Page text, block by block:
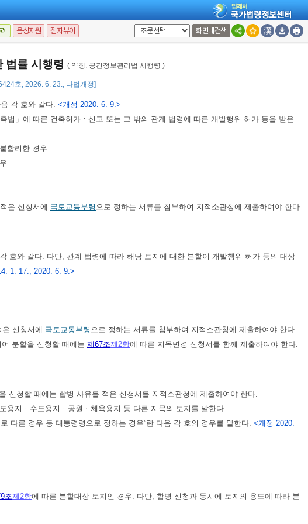
음성지원 점자뷰어 화면내검색
법률 시행령 ( 약칭: 공간정보관리법 시행령 )
호, 2026. 6. 23., 타법개정]
신규등록 사유를 적은 신청서에국토교통부령으로 정하는 서류를 첨부하여 지적소관청
각 호와 같다. <개정 2020. 6. 9.>
법」에 따른 건축허가ㆍ신고 또는 그 밖의 관계 법령에 따른 개발행위 허가 등을 받은
합리한 경우
은 신청서에 국토교통부령 으로 정하는 서류를 첨부하여 지적소관청에 제출하여야 한다.
호와 같다. 다만, 관계 법령에 따라 해당 토지에 대한 분할이 개발행위 허가 등의 대상
1. 17., 2020. 6. 9.>
신청서에 국토교통부령 으로 정하는 서류를 첨부하여 지적소관청에 제출하여야 한다.
분할을 신청할 때에는 제67조제2항에 따른 지목변경 신청서를 함께 제출하여야 한다.
신청할 때에는 합병 사유를 적은 신청서를 지적소관청에 제출하여야 한다.
용지ㆍ수도용지ㆍ공원ㆍ체육용지 등 다른 지목의 토지를 말한다.
다른 경우 등 대통령령으로 정하는 경우”란 다음 각 호의 경우를 말한다. <개정 2020.
조제2항에 따른 분할대상 토지인 경우. 다만, 합병 신청과 동시에 토지의 용도에 따라 분